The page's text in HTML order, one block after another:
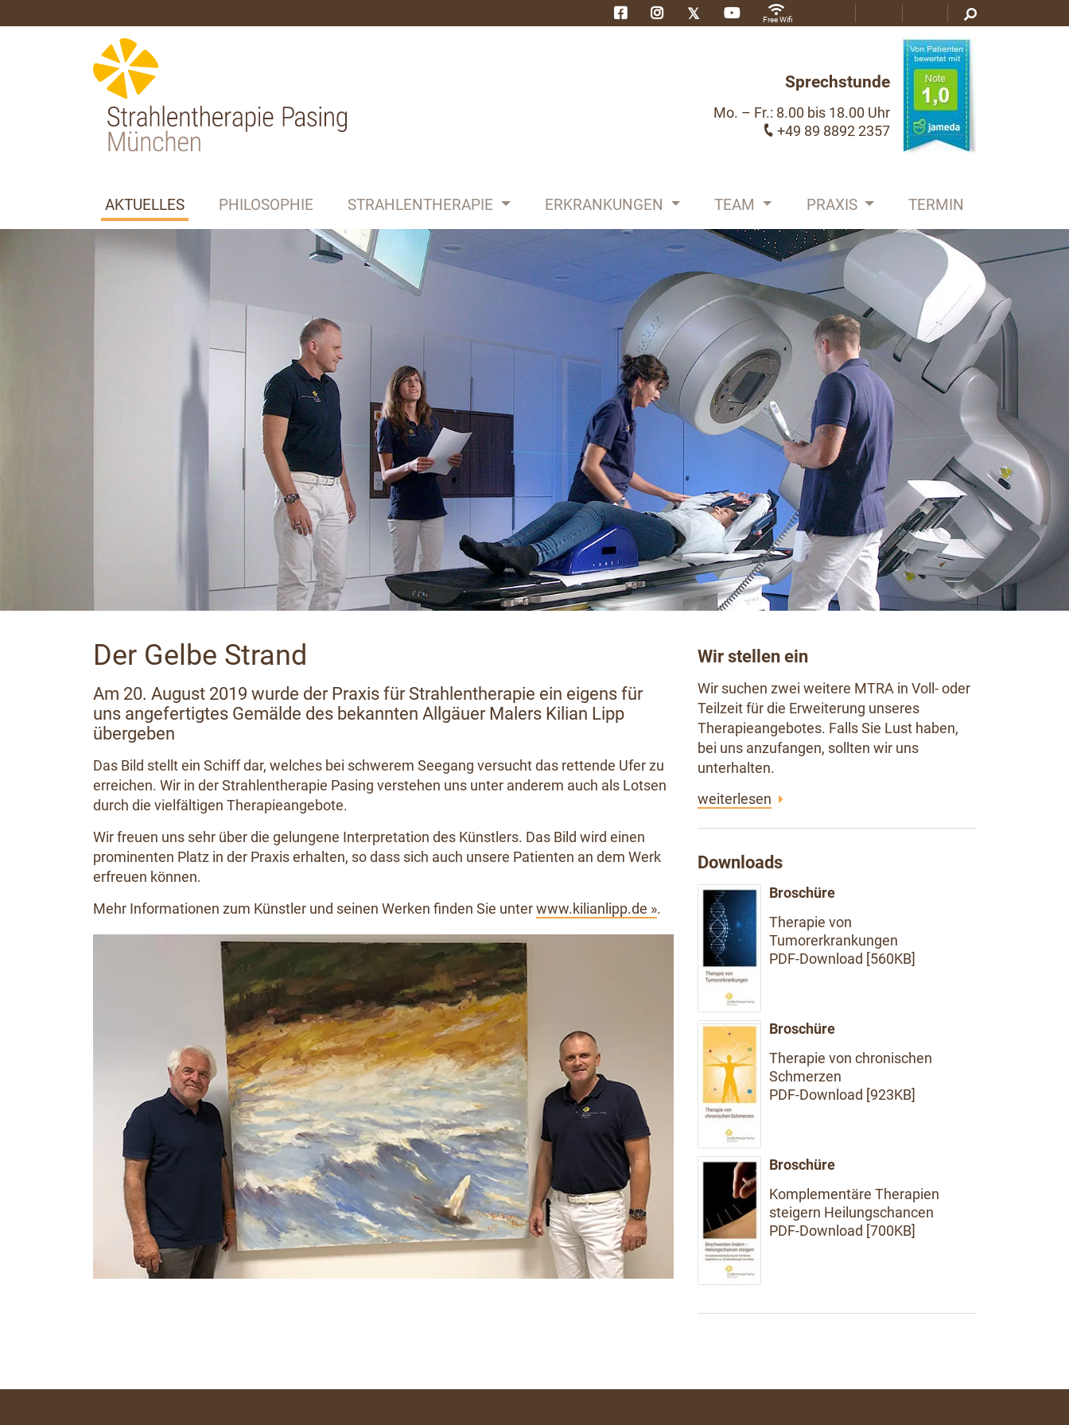
Free Wifi
Sprechstunde
Mo. – Fr.: 8.00 bis 18.00 Uhr
+49 89 8892 2357
AKTUELLES PHILOSOPHIE STRAHLENTHERAPIE ERKRANKUNGEN TEAM PRAXIS TERMIN
Der Gelbe Strand
Am 20. August 2019 wurde der Praxis für Strahlentherapie ein eigens für
uns angefertigtes Gemälde des bekannten Allgäuer Malers Kilian Lipp
übergeben
Das Bild stellt ein Schiff dar, welches bei schwerem Seegang versucht das rettende Ufer zu
erreichen. Wir in der Strahlentherapie Pasing verstehen uns unter anderem auch als Lotsen
durch die vielfältigen Therapieangebote.
Wir freuen uns sehr über die gelungene Interpretation des Künstlers. Das Bild wird einen
prominenten Platz in der Praxis erhalten, so dass sich auch unsere Patienten an dem Werk
erfreuen können.
Mehr Informationen zum Künstler und seinen Werken finden Sie unterwww.kilianlipp.de ».
Wir stellen ein
Wir suchen zwei weitere MTRA in Voll- oder
Teilzeit für die Erweiterung unseres
Therapieangebotes. Falls Sie Lust haben,
bei uns anzufangen, sollten wir uns
unterhalten.
weiterlesen
Downloads
Broschüre
Therapie von
Tumorerkrankungen
PDF-Download [560KB]
Broschüre
Therapie von chronischen
Schmerzen
PDF-Download [923KB]
Broschüre
Komplementäre Therapien
steigern Heilungschancen
PDF-Download [700KB]